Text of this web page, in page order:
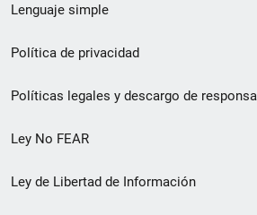
de
pie
de
página
Lenguaje simple
Política de privacidad
Políticas legales y descargo de
Ley No FEAR
Ley de Libertad de Información